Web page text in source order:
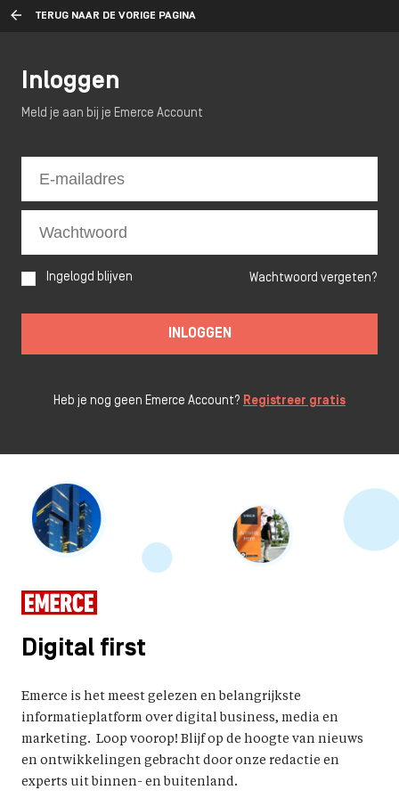
TERUG NAAR DE VORIGE PAGINA
Digital first
Emerce is het meest gelezen en belangrijkste
informatieplatform over digital business, media en
marketing. Loop voorop! Blijf op de hoogte van nieuws
en ontwikkelingen gebracht door onze redactie en
experts uit binnen- en buitenland.
Inloggen
Meld je aan bij je Emerce Account
Ingelogd blijven Wachtwoord vergeten?
INLOGGEN
Heb je nog geen Emerce Account? Registreer gratis